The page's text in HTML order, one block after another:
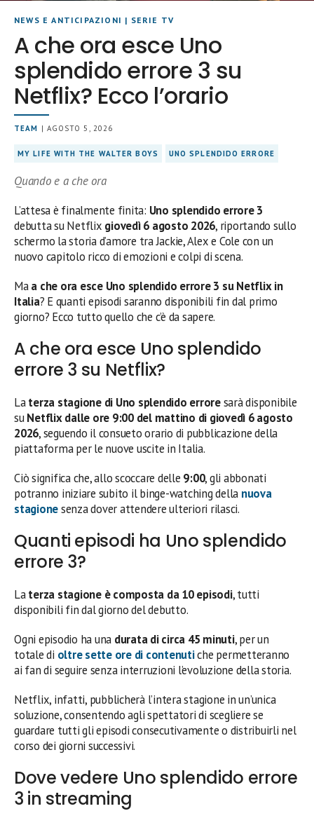
NEWS E ANTICIPAZIONI | SERIE TV
A che ora esce Uno
splendido errore 3 su
Netflix? Ecco l’orario
TEAM | AGOSTO 5, 2026
MY LIFE WITH THE WALTER BOYS UNO SPLENDIDO ERRORE
Quando e a che ora
L’attesa è finalmente finita: Uno splendido errore 3
debutta su Netflix giovedì 6 agosto 2026, riportando sullo
schermo la storia d’amore tra Jackie, Alex e Cole con un
nuovo capitolo ricco di emozioni e colpi di scena.
Maa che ora esce Uno splendido errore 3 su Netflix in
Italia? E quanti episodi saranno disponibili fin dal primo
giorno? Ecco tutto quello che c’è da sapere.
A che ora esce Uno splendido
errore 3 su Netflix?
Laterza stagione di Uno splendido erroresarà disponibile
suNetflix dalle ore 9:00 del mattino di giovedì 6 agosto
2026, seguendo il consueto orario di pubblicazione della
piattaforma per le nuove uscite in Italia.
Ciò significa che, allo scoccare delle 9:00, gli abbonati
potranno iniziare subito il binge-watching della nuova
stagionesenza dover attendere ulteriori rilasci.
Quanti episodi ha Uno splendido
errore 3?
Laterza stagione è composta da 10 episodi, tutti
disponibili fin dal giorno del debutto.
Ogni episodio ha una durata di circa 45 minuti, per un
totale di oltre sette ore di contenutiche permetteranno
ai fan di seguire senza interruzioni l’evoluzione della storia.
Netflix, infatti, pubblicherà l’intera stagione in un’unica
soluzione, consentendo agli spettatori di scegliere se
guardare tutti gli episodi consecutivamente o distribuirli nel
corso dei giorni successivi.
Dove vedere Uno splendido errore
3 in streaming